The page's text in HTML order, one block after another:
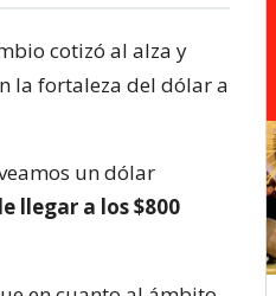
cotizó al alza y
la fortaleza del dólar a
un dólar
llegar a los $800